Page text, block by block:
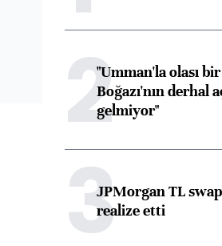
2"Umman'la olası
Boğazı'nın derhal
gelmiyor"
3JPMorgan TL
realize etti